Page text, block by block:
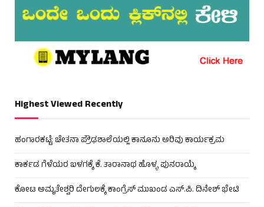
Highest Viewed Recently
ಹಂಗಾರಕಟ್ಟೆ: ಚೇತನಾ ಪ್ರೌಢಶಾಲೆಯಲ್ಲಿ ಕಾನೂನು ಅರಿವು ಕಾರ್ಯಕ್ರಮ
ಕಾರ್ಕಡ ಗೆಳೆಯರ ಬಳಗಕ್ಕೆ ಕೆ. ತಾರಾನಾಥ ಹೊಳ್ಳ ಪುನರಾಯ್ಕೆ
ಕೋಟ ಅಮೃತೇಶ್ವರಿ ದೇಗುಲಕ್ಕೆ ಕಾಂಗ್ರೆಸ್ ಮುಖಂಡ ಎಸ್.ಪಿ. ದಿನೇಶ್ ಭೇಟಿ